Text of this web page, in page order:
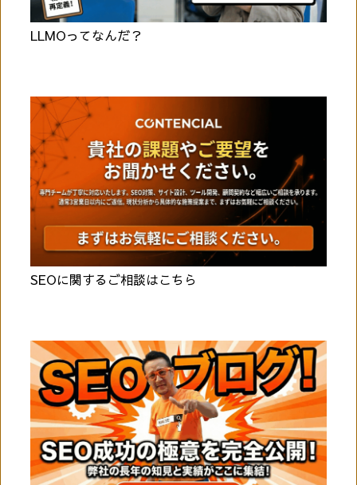
LLMOってなんだ？
SEOに関するご相談はこちら